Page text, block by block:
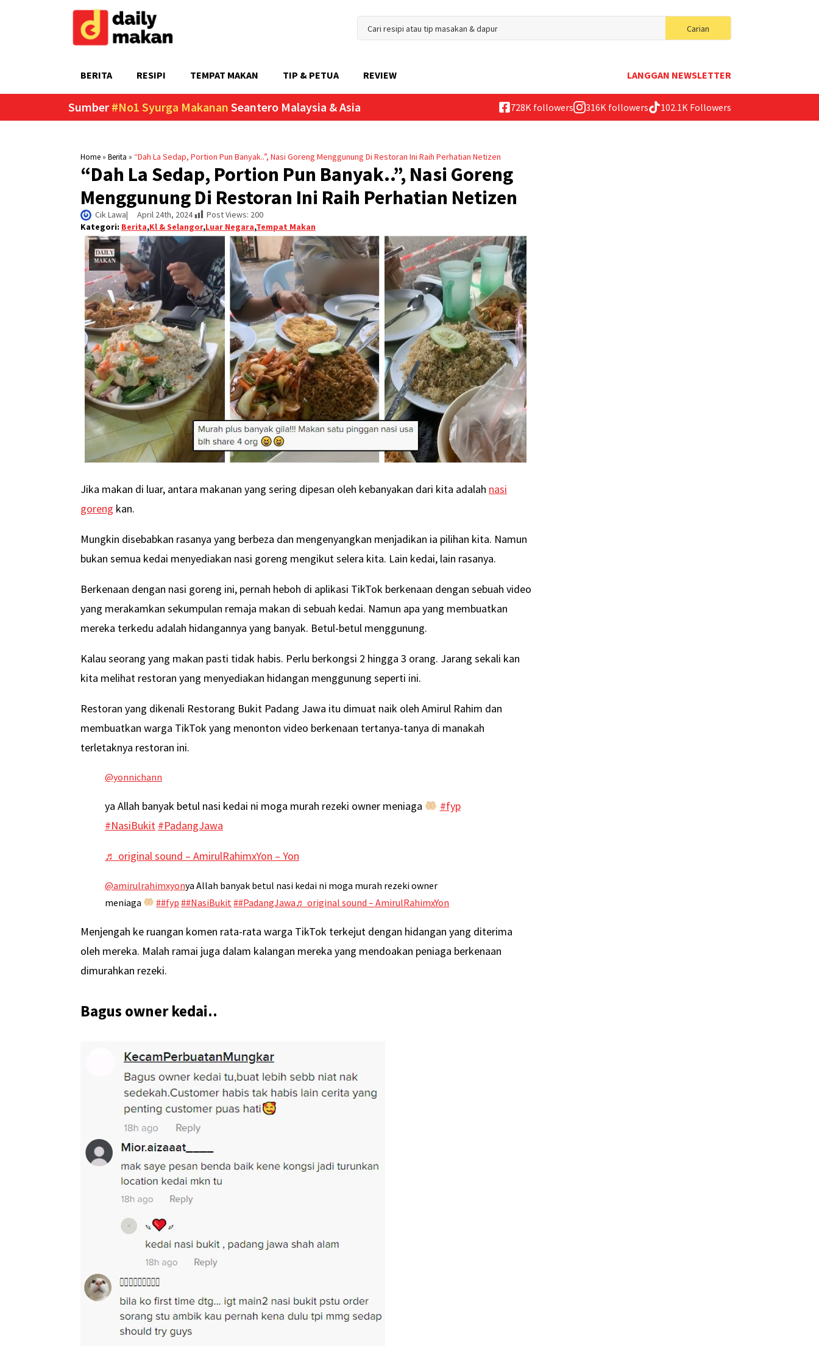
Carian
for:
BERITA RESIPI TEMPAT MAKAN TIP & PETUA REVIEW LANGGAN NEWSLETTER
Sumber #No1 Syurga Makanan Seantero Malaysia & Asia 728K followers 316K followers 102.1K Followers
Home» Berita » “Dah La Sedap, Portion Pun Banyak..”, Nasi Goreng Menggunung Di Restoran Ini Raih Perhatian Netizen
“Dah La Sedap, Portion Pun Banyak..”, Nasi Goreng
Menggunung Di Restoran Ini Raih Perhatian Netizen
Cik Lawa| April 24th, 2024 Post Views: 200
Kategori: Berita,Kl & Selangor,Luar Negara,Tempat Makan
Jika makan di luar, antara makanan yang sering dipesan oleh kebanyakan dari kita adalah nasi
goreng kan.
Mungkin disebabkan rasanya yang berbeza dan mengenyangkan menjadikan ia pilihan kita. Namun
bukan semua kedai menyediakan nasi goreng mengikut selera kita. Lain kedai, lain rasanya.
Berkenaan dengan nasi goreng ini, pernah heboh di aplikasi TikTok berkenaan dengan sebuah video
yang merakamkan sekumpulan remaja makan di sebuah kedai. Namun apa yang membuatkan
mereka terkedu adalah hidangannya yang banyak. Betul-betul menggunung.
Kalau seorang yang makan pasti tidak habis. Perlu berkongsi 2 hingga 3 orang. Jarang sekali kan
kita melihat restoran yang menyediakan hidangan menggunung seperti ini.
Restoran yang dikenali Restorang Bukit Padang Jawa itu dimuat naik oleh Amirul Rahim dan
membuatkan warga TikTok yang menonton video berkenaan tertanya-tanya di manakah
terletaknya restoran ini.
@yonnichann
ya Allah banyak betul nasi kedai ni moga murah rezeki owner meniaga
#fyp
#NasiBukit #PadangJawa
♬ original sound – AmirulRahimxYon – Yon
@amirulrahimxyonya Allah banyak betul nasi kedai ni moga murah rezeki owner
meniaga
##fyp ##NasiBukit ##PadangJawa♬ original sound – AmirulRahimxYon
Menjengah ke ruangan komen rata-rata warga TikTok terkejut dengan hidangan yang diterima
oleh mereka. Malah ramai juga dalam kalangan mereka yang mendoakan peniaga berkenaan
dimurahkan rezeki.
Bagus owner kedai..